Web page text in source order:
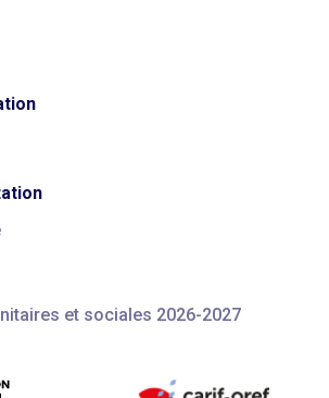
et sociales 2026-2027